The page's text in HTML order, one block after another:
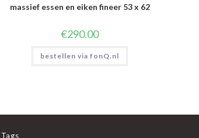
massief essen en eiken fineer 53 x 62
€290.00
bestellen via fonQ.nl
Tags